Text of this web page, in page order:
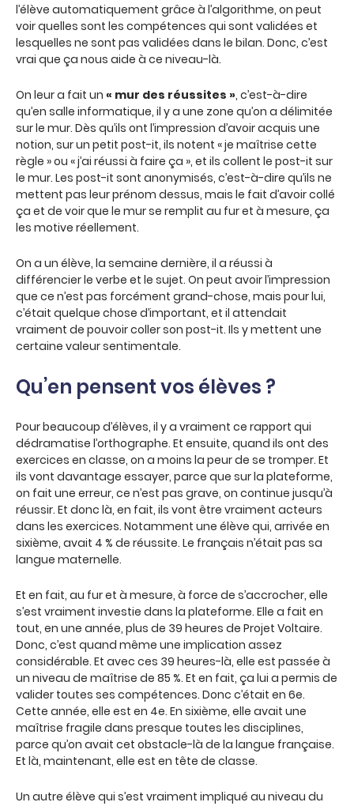
l’élève automatiquement grâce à l’algorithme, on peut
voir quelles sont les compétences qui sont validées et
lesquelles ne sont pas validées dans le bilan. Donc, c’est
vrai que ça nous aide à ce niveau-là.
On leur a fait un « mur des réussites », c’est-à-dire
qu’en salle informatique, il y a une zone qu’on a délimitée
sur le mur. Dès qu’ils ont l’impression d’avoir acquis une
notion, sur un petit post-it, ils notent « je maîtrise cette
règle » ou « j’ai réussi à faire ça », et ils collent le post-it sur
le mur. Les post-it sont anonymisés, c’est-à-dire qu’ils ne
mettent pas leur prénom dessus, mais le fait d’avoir collé
ça et de voir que le mur se remplit au fur et à mesure, ça
les motive réellement.
On a un élève, la semaine dernière, il a réussi à
différencier le verbe et le sujet. On peut avoir l’impression
que ce n’est pas forcément grand-chose, mais pour lui,
c’était quelque chose d’important, et il attendait
vraiment de pouvoir coller son post-it. Ils y mettent une
certaine valeur sentimentale.
Qu’en pensent vos élèves ?
Pour beaucoup d’élèves, il y a vraiment ce rapport qui
dédramatise l’orthographe. Et ensuite, quand ils ont des
exercices en classe, on a moins la peur de se tromper. Et
ils vont davantage essayer, parce que sur la plateforme,
on fait une erreur, ce n’est pas grave, on continue jusqu’à
réussir. Et donc là, en fait, ils vont être vraiment acteurs
dans les exercices. Notamment une élève qui, arrivée en
sixième, avait 4 % de réussite. Le français n’était pas sa
langue maternelle.
Et en fait, au fur et à mesure, à force de s’accrocher, elle
s’est vraiment investie dans la plateforme. Elle a fait en
tout, en une année, plus de 39 heures de Projet Voltaire.
Donc, c’est quand même une implication assez
considérable. Et avec ces 39 heures-là, elle est passée à
un niveau de maîtrise de 85 %. Et en fait, ça lui a permis de
valider toutes ses compétences. Donc c’était en 6e.
Cette année, elle est en 4e. En sixième, elle avait une
maîtrise fragile dans presque toutes les disciplines,
parce qu’on avait cet obstacle-là de la langue française.
Et là, maintenant, elle est en tête de classe.
Un autre élève qui s’est vraiment impliqué au niveau du